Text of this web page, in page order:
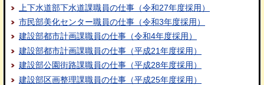
上下水道部下水道課職員の仕事（令和27年度採用）
市民部美化センター職員の仕事（令和3年度採用）
建設部都市計画課職員の仕事（令和4年度採用）
建設部都市計画課職員の仕事（平成21年度採用）
建設部公園街路課職員の仕事（平成28年度採用）
建設部区画整理課職員の仕事（平成25年度採用）